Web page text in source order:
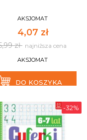
AKSJOMAT
4,07 zł
zł najniższa cena
AKSJOMAT
DO KOSZYKA
-32%